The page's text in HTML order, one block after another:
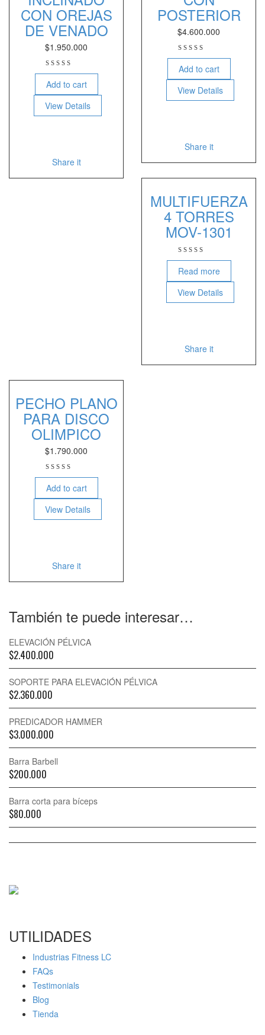
CON OREJAS
DE VENADO
$1.950.000
Add to cart
View Details
Share it
POSTERIOR
$4.600.000
Add to cart
View Details
Share it
MULTIFUERZA
4 TORRES
MOV-1301
Read more
View Details
Share it
PECHO PLANO
PARA DISCO
OLIMPICO
$1.790.000
Add to cart
View Details
Share it
También te puede interesar…
ELEVACIÓN PÉLVICA
$2.400.000
SOPORTE PARA ELEVACIÓN PÉLVICA
$2.360.000
PREDICADOR HAMMER
$3.000.000
Barra Barbell
$200.000
Barra corta para bíceps
$80.000
UTILIDADES
Industrias Fitness LC
FAQs
Testimonials
Blog
Tienda